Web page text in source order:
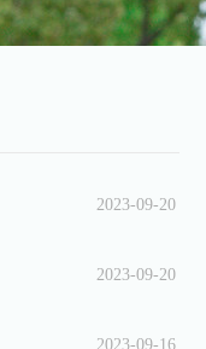
2023-09-20
2023-09-20
2023-09-16